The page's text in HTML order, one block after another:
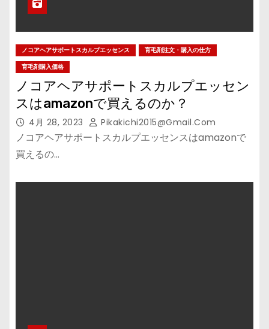
ノコアヘアサポートスカルプエッセンス
育毛剤注文・購入の仕方
育毛剤購入価格
ノコアヘアサポートスカルプエッセン
スはamazonで買えるのか？
4月 28, 2023 Pikakichi2015@gmail.com
ノコアヘアサポートスカルプエッセンスはamazonで
買えるの…